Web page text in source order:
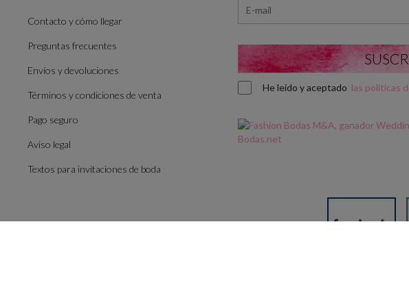
Contacto y cómo llegar
Preguntas frecuentes
Envíos y devoluciones
Términos y condiciones de venta
Pago seguro
Aviso legal
Textos para invitaciones de boda
He leído y aceptado las políticas